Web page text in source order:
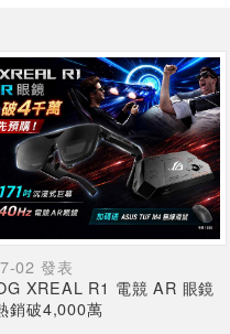
02 發表
XREAL R1 電競 AR 眼鏡
銷破4,000萬